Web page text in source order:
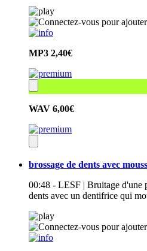
MP3 2,40€
WAV 6,00€
brossage de dents avec
00:48 - LESF | Bruitage d'une
dents avec un dentifrice qui